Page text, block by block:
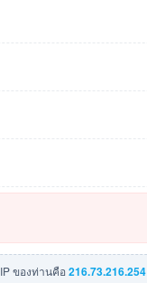
IP ของท่านคือ216.73.216.254